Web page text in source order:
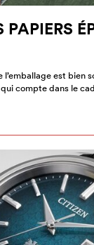
PAPIERS
l’emballage est bien
compte dans le